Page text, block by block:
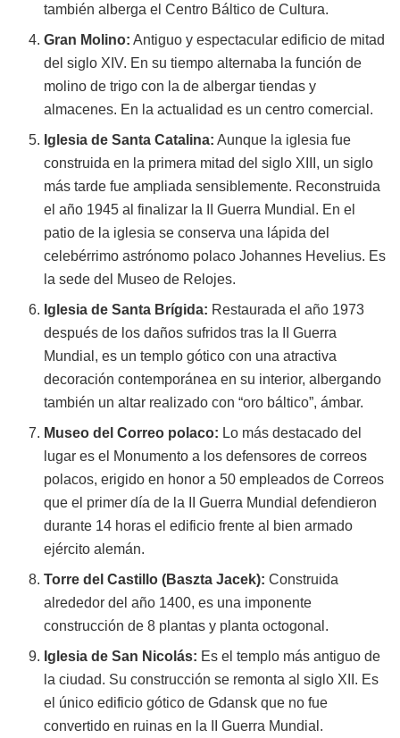
también alberga el Centro Báltico de Cultura.
Gran Molino: Antiguo y espectacular edificio de mitad
del siglo XIV. En su tiempo alternaba la función de
molino de trigo con la de albergar tiendas y
almacenes. En la actualidad es un centro comercial.
Iglesia de Santa Catalina: Aunque la iglesia fue
construida en la primera mitad del siglo XIII, un siglo
más tarde fue ampliada sensiblemente. Reconstruida
el año 1945 al finalizar la II Guerra Mundial. En el
patio de la iglesia se conserva una lápida del
celebérrimo astrónomo polaco Johannes Hevelius. Es
la sede del Museo de Relojes.
Iglesia de Santa Brígida: Restaurada el año 1973
después de los daños sufridos tras la II Guerra
Mundial, es un templo gótico con una atractiva
decoración contemporánea en su interior, albergando
también un altar realizado con “oro báltico”, ámbar.
Museo del Correo polaco: Lo más destacado del
lugar es el Monumento a los defensores de correos
polacos, erigido en honor a 50 empleados de Correos
que el primer día de la II Guerra Mundial defendieron
durante 14 horas el edificio frente al bien armado
ejército alemán.
Torre del Castillo (Baszta Jacek): Construida
alrededor del año 1400, es una imponente
construcción de 8 plantas y planta octogonal.
Iglesia de San Nicolás: Es el templo más antiguo de
la ciudad. Su construcción se remonta al siglo XII. Es
el único edificio gótico de Gdansk que no fue
convertido en ruinas en la II Guerra Mundial.